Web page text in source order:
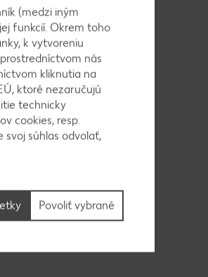
(medzi iným
funkcií. Okrem toho
k vytvoreniu
nás
kliknutia na
ktoré nezaručujú
technicky
cookies, resp.
svoj súhlas odvolať,
Povoliť vybrané